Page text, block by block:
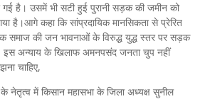
है। उसमें भी सटी हुई पुरानी सड़क की जमीन को
है।आगे कहा कि सांप्रदायिक मानसिकता से प्रेरित
समाज की जन भावनाओं के विरुद्ध युद्ध स्तर पर सड़क
है, इस अन्याय के खिलाफ अमनपसंद जनता चुप नहीं
चाहिए,
के नेतृत्व में किसान महासभा के जिला अध्यक्ष सुनील